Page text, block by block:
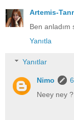
Artemis-
Ben anladım
Yanıtla
Yanıtlar
Nimo
Neey ney